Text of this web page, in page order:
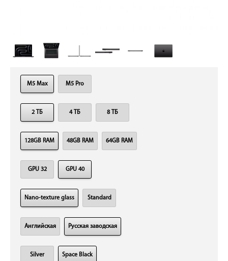
M5 Max M5 Pro
2 ТБ 4 ТБ 8 ТБ
128GB RAM 48GB RAM 64GB RAM
GPU 32 GPU 40
Nano-texture glass Standard
Английская Русская заводская
Silver Space Black